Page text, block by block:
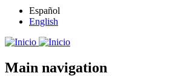
Español
English
Main navigation